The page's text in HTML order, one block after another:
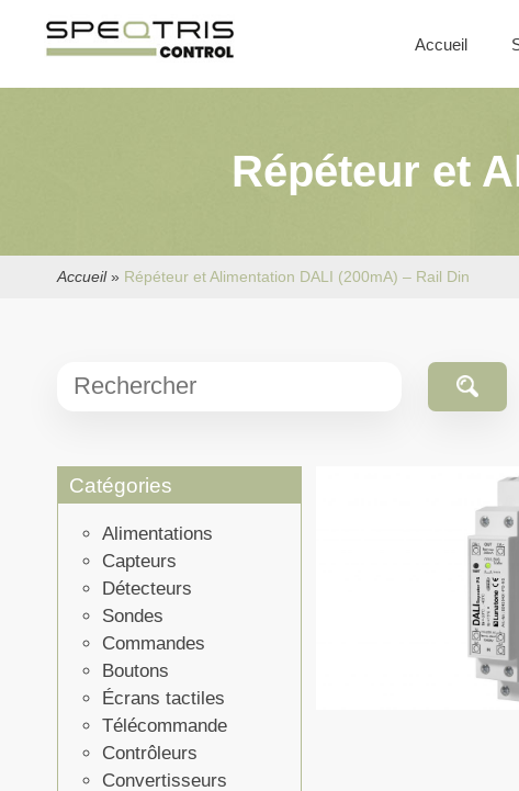
Accueil
Répéteur et
Accueil» Répéteur et Alimentation DALI (200mA) – Rail Din
Catégories
Alimentations
Capteurs
Détecteurs
Sondes
Commandes
Boutons
Écrans tactiles
Télécommande
Contrôleurs
Convertisseurs